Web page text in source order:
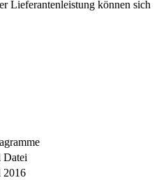
Lieferantenleistung können sich
Datei
2016